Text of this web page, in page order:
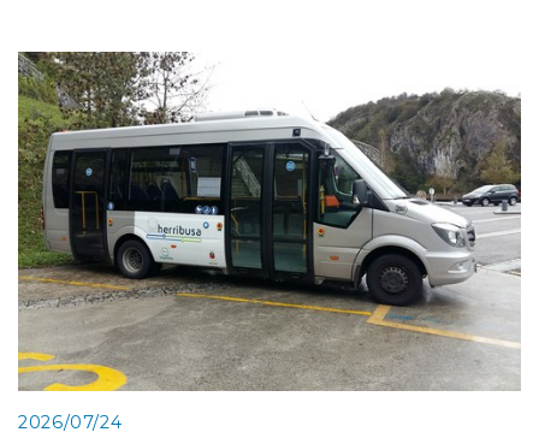
2026/07/24